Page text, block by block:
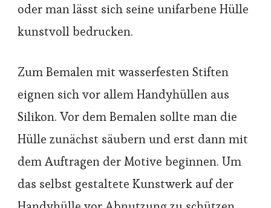
oder man lässt sich seine unifarbene Hülle
kunstvoll bedrucken.
Zum Bemalen mit wasserfesten Stiften
eignen sich vor allem Handyhüllen aus
Silikon. Vor dem Bemalen sollte man die
Hülle zunächst säubern und erst dann mit
dem Auftragen der Motive beginnen. Um
das selbst gestaltete Kunstwerk auf der